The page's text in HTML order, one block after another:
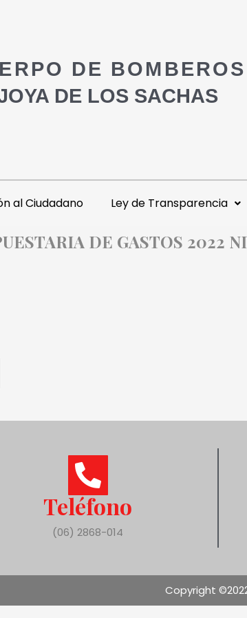
DE BOMBEROS
DE LOS SACHAS
al Ciudadano Ley de Transparencia
DE GASTOS 2022
Teléfono
(06) 2868-014
Copyright